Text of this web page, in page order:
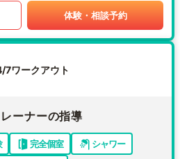
体験・相談予約
7ワークアウト
ーナーの指導
完全個室
シャワー